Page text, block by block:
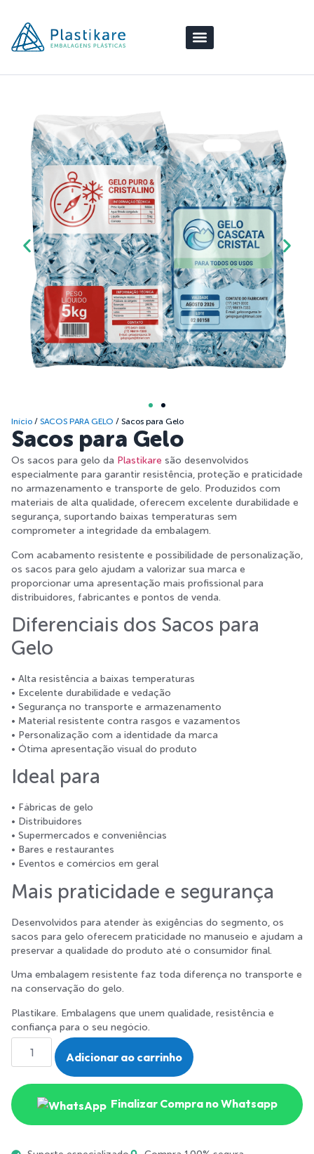
Início / SACOS PARA GELO / Sacos para Gelo
Sacos para Gelo
Os sacos para gelo da Plastikare são desenvolvidos
especialmente para garantir resistência, proteção e praticidade
no armazenamento e transporte de gelo. Produzidos com
materiais de alta qualidade, oferecem excelente durabilidade e
segurança, suportando baixas temperaturas sem
comprometer a integridade da embalagem.
Com acabamento resistente e possibilidade de personalização,
os sacos para gelo ajudam a valorizar sua marca e
proporcionar uma apresentação mais profissional para
distribuidores, fabricantes e pontos de venda.
Diferenciais dos Sacos para
Gelo
• Alta resistência a baixas temperaturas
• Excelente durabilidade e vedação
• Segurança no transporte e armazenamento
• Material resistente contra rasgos e vazamentos
• Personalização com a identidade da marca
• Ótima apresentação visual do produto
Ideal para
• Fábricas de gelo
• Distribuidores
• Supermercados e conveniências
• Bares e restaurantes
• Eventos e comércios em geral
Mais praticidade e segurança
Desenvolvidos para atender às exigências do segmento, os
sacos para gelo oferecem praticidade no manuseio e ajudam a
preservar a qualidade do produto até o consumidor final.
Uma embalagem resistente faz toda diferença no transporte e
na conservação do gelo.
Plastikare. Embalagens que unem qualidade, resistência e
confiança para o seu negócio.
Adicionar ao carrinho
Finalizar Compra no Whatsapp